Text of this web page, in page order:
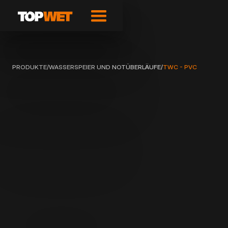
PRODUKTE/WASSERSPEIER UND NOTÜBERLÄUFE/TWC - PVC